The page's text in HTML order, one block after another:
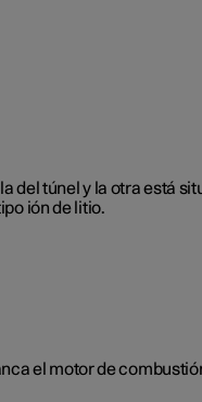
del túnel y la otra está
ión de litio.
el motor de